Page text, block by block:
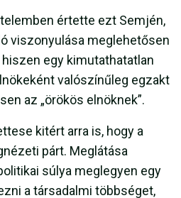
értette ezt Semjén,
viszonyulása meglehetősen
egy kimutathatatlan
valószínűleg egzakt
az „örökös elnöknek”.
kitért arra is, hogy a
párt. Meglátása
súlya meglegyen egy
a társadalmi többséget,